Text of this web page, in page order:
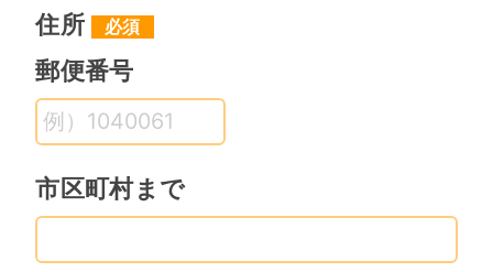
４、甲は、本物件の賃貸を乙以外の
者に依頼している場合、そのことを
乙に伝える義務を有する。
５、乙は、甲が借主と賃貸借契約締
結後に本物件に瑕疵があることがあ
った場合においても、その責は負わ
ない。
住所
郵便番号
市区町村まで